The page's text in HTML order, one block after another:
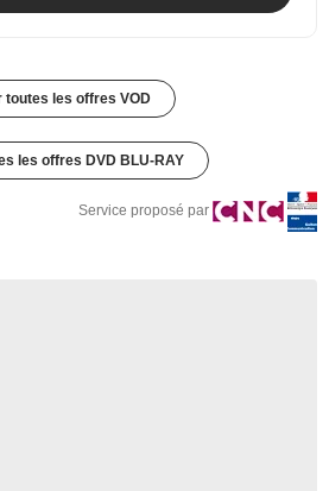
toutes les offres VOD
les offres DVD BLU-RAY
Service proposé par